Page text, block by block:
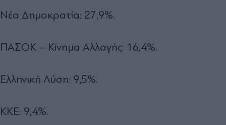
Νέα Δημοκρατία: 27,9%.
ΠΑΣΟΚ – Κίνημα Αλλαγής: 16,4%.
Ελληνική Λύση: 9,5%.
ΚΚΕ: 9,4%.